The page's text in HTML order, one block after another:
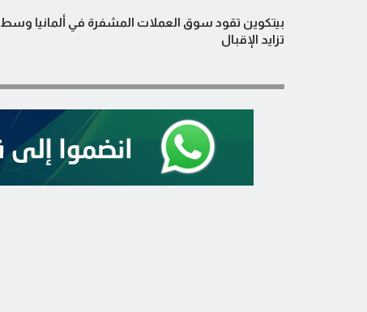
بيتكوين تقود سوق العملات المشفرة في ألمانيا وسط
تزايد الإقبال